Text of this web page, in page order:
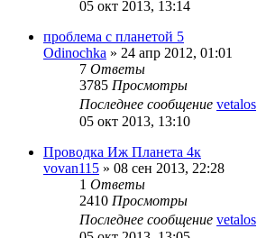
05 окт 2013, 13:14
проблема с планетой 5
Odinochka » 24 апр 2012, 01:01
7 Ответы
3785 Просмотры
Последнее сообщение vetalos
05 окт 2013, 13:10
Проводка Иж Планета 4к
vovan115 » 08 сен 2013, 22:28
1 Ответы
2410 Просмотры
Последнее сообщение vetalos